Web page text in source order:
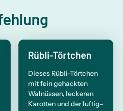
Rübli-Törtchen
Dieses Rübli-Törtchen
mit fein gehackten
Walnüssen, leckeren
Karotten und der luftig-